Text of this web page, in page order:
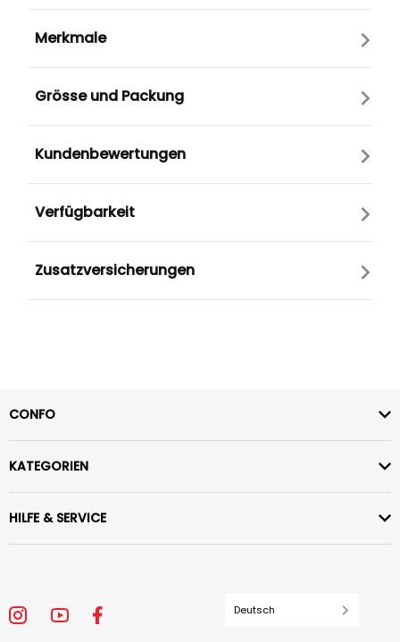
Merkmale
Grösse und Packung
Kundenbewertungen
Verfügbarkeit
Zusatzversicherungen
CONFO
KATEGORIEN
HILFE & SERVICE
Deutsch